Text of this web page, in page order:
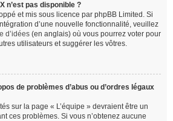
n’est pas disponible ?
et mis sous licence par phpBB Limited. Si
d’une nouvelle fonctionnalité, veuillez
d’idées (en anglais) où vous pourrez voter pour
utilisateurs et suggérer les vôtres.
de problèmes d’abus ou d’ordres légaux
sur la page « L’équipe » devraient être un
ces problèmes. Si vous n’obtenez aucune